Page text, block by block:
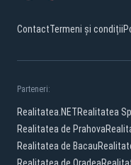
ContactTermeni și condiții
Parteneri:
Realitatea.NETRealitatea
Realitatea de Prahova
Realitatea de Bacau